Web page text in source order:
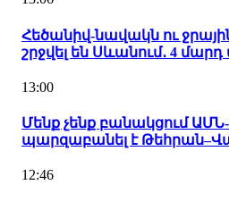
Հեծանիվ-նավակն ու
շրջվել են Սևանում․ 4 մարդ
13:00
Մենք չենք բանակցում
պարզաբանել է
12:46